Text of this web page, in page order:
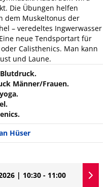
Die Übungen helfen
dem Muskeltonus der
– veredeltes Ingwerwasser
neue Tendsportart für
Calisthenics. Man kann
und Laune.
Männer/Frauen.
Hüser
| 10:30 - 11:00